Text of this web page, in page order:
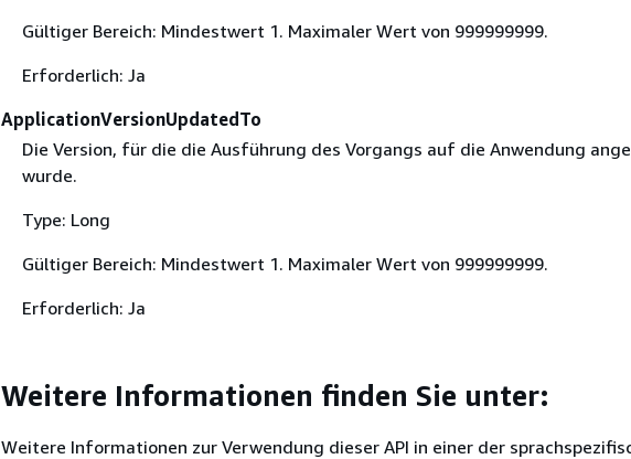
Gültiger Bereich: Mindestwert 1. Maximaler Wert von 999999999.
Erforderlich: Ja
ApplicationVersionUpdatedTo
Die Version, für die die Ausführung des Vorgangs auf die Anwendung
wurde.
Type: Long
Gültiger Bereich: Mindestwert 1. Maximaler Wert von 999999999.
Erforderlich: Ja
Weitere Informationen finden Sie unter:
Weitere Informationen zur Verwendung dieser API in einer der